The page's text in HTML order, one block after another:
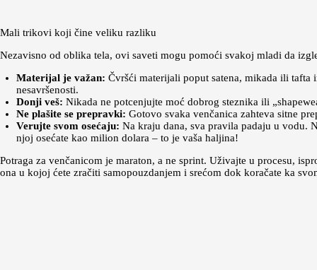
Mali trikovi koji čine veliku razliku
Nezavisno od oblika tela, ovi saveti mogu pomoći svakoj mladi da
Materijal je važan: Čvršći materijali poput satena, mikada ili
nesavršenosti.
Donji veš: Nikada ne potcenjujte moć dobrog steznika ili
Ne plašite se prepravki: Gotovo svaka venčanica zahteva sitne
Verujte svom osećaju: Na kraju dana, sva pravila padaju u vodu.
njoj osećate kao milion dolara – to je vaša haljina!
Potraga za venčanicom je maraton, a ne sprint. Uživajte u procesu,
ona u kojoj ćete zračiti samopouzdanjem i srećom dok koračate ka